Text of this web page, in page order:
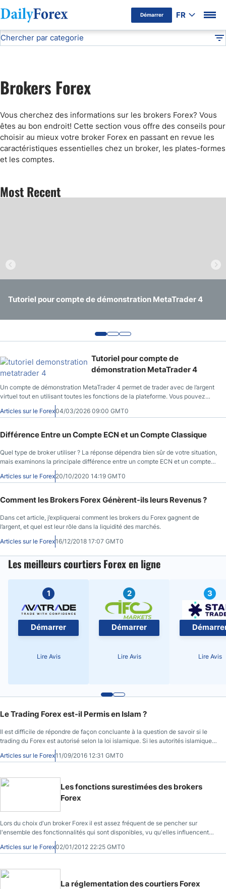
Démarrer FR
Avertissement Publicitaire
Chercher par categorie
Les cryptomonnaies
Stratégies Forex
Brokers Forex
Trader Forex
Brokers Forex
Vous cherchez des informations sur les brokers Forex? Vous
êtes au bon endroit! Cette section vous offre des conseils pour
choisir au mieux votre broker Forex en passant en revue les
caractéristiques essentielles chez un broker, les plates-formes
et les comptes.
Most Recent
Tutoriel pour compte de démonstration MetaTrader 4
Différence Entre un Compte ECN et un Compte Classique
Comment les Brokers Forex Génèrent-ils leurs Revenus ?
Tutoriel pour compte de
démonstration MetaTrader 4
Un compte de démonstration MetaTrader 4 permet de trader avec de l’argent
virtuel tout en utilisant toutes les fonctions de la plateforme. Vous pouvez
ouvrir des positions, tester des stratégies et analyser les marchés sans risquer
de capital réel. Ce tutoriel démonstration MetaTrader 4 montre chaque étape
découverte de l’interface et placement d’un ordre. L’objectif est simple : savoir
Articles sur le Forex04/03/2026 09:00 GMT0
Différence Entre un Compte ECN et un Compte Classique
Quel type de broker utiliser ? La réponse dépendra bien sûr de votre situation,
mais examinons la principale différence entre un compte ECN et un compte
Articles sur le Forex20/10/2020 14:19 GMT0
Comment les Brokers Forex Génèrent-ils leurs Revenus ?
Dans cet article, j’expliquerai comment les brokers du Forex gagnent de
l’argent, et quel est leur rôle dans la liquidité des marchés.
Articles sur le Forex16/12/2018 17:07 GMT0
Les meilleurs courtiers Forex en ligne
1
Démarrer
Lire Avis
2
Démarrer
Lire Avis
3
Lire Avis
Le Trading Forex est-il Permis en Islam ?
Il est difficile de répondre de façon concluante à la question de savoir si le
trading du Forex est autorisé selon la loi islamique. Si les autorités islamiques
conviennent certainement que l’échange des devises est halal dans certaines
conditions, il existe un litige concernant ces conditions précises.
Articles sur le Forex11/09/2016 12:31 GMT0
Les fonctions surestimées des brokers
Forex
Lors du choix d'un broker Forex il est assez fréquent de se pencher sur
l'ensemble des fonctionnalités qui sont disponibles, vu qu'elles influencent
directement votre décision d'achat. Bien que ce fait soit logique en tant que
consommateur, certaines fonctionnalités peuvent être inutiles, et très
Articles sur le Forex02/01/2012 22:25 GMT0
La réglementation des courtiers Forex